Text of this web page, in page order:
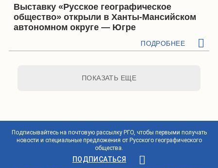
Выставку «Русское географическое
общество» открыли в Ханты-Мансийском
автономном округе — Югре
ПОДРОБНЕЕ
ПОКАЗАТЬ ЕЩЕ
Подписывайтесь на почтовую рассылку РГО, чтобы первыми получать
новости и специальные предложения от Русского географического
общества.
ПОДПИСАТЬСЯ